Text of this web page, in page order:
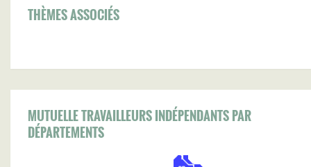
THÈMES ASSOCIÉS
MUTUELLE TRAVAILLEURS INDÉPENDANTS PAR
DÉPARTEMENTS